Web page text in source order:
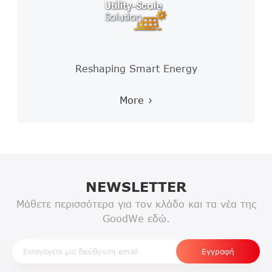
Bring the sun home
More
NEWSLETTER
Μάθετε περισσότερα για τον κλάδο και τα νέα της
GoodWe εδώ.